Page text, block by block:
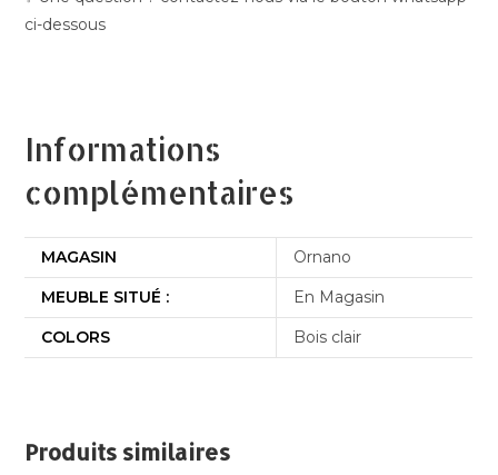
ci-dessous
Informations
complémentaires
MAGASIN
Ornano
MEUBLE SITUÉ :
En Magasin
COLORS
Bois clair
Produits similaires